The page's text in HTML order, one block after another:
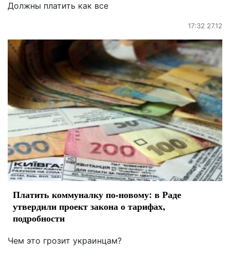
Должны платить как все
17:32 27.12
Платить коммуналку по-новому: в Раде
утвердили проект закона о тарифах,
подробности
Чем это грозит украинцам?